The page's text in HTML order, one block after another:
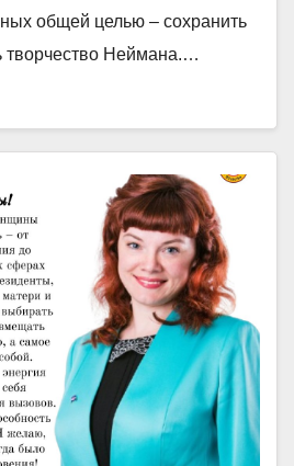
общей целью – сохранить
творчество Неймана.…